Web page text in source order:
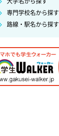
専門学校名から探す
路線・駅名から探す